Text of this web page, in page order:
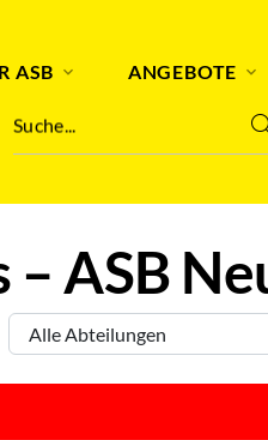
ASB ANGEBOTE
Suche...
ASB